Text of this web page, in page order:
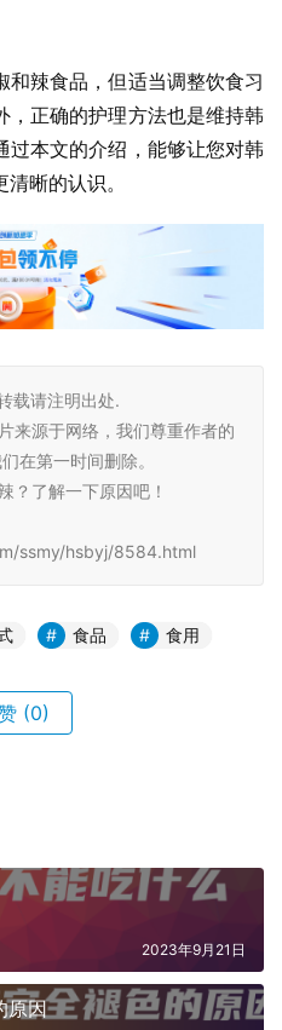
辣食品，但适当调整饮食习
，正确的护理方法也是维持韩
过本文的介绍，能够让您对韩
晰的认识。
载请注明出处.
来源于网络，我们尊重作者的
在第一时间删除。
？了解一下原因吧！
ssmy/hsbyj/8584.html
食品 食用
(0)
2023年9月21日
原因